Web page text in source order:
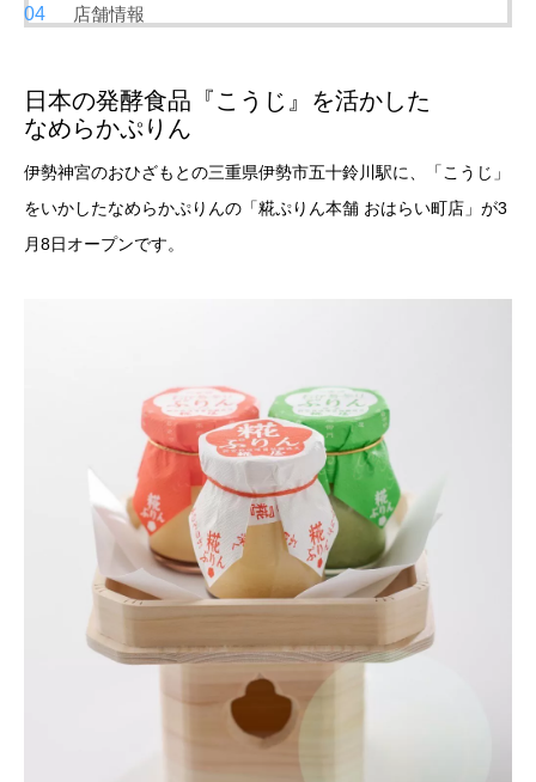
店舗情報
日本の発酵食品『こうじ』を活かした
なめらかぷりん
伊勢神宮のおひざもとの三重県伊勢市五十鈴川駅に、「こうじ」
をいかしたなめらかぷりんの「糀ぷりん本舗 おはらい町店」が3
月8日オープンです。